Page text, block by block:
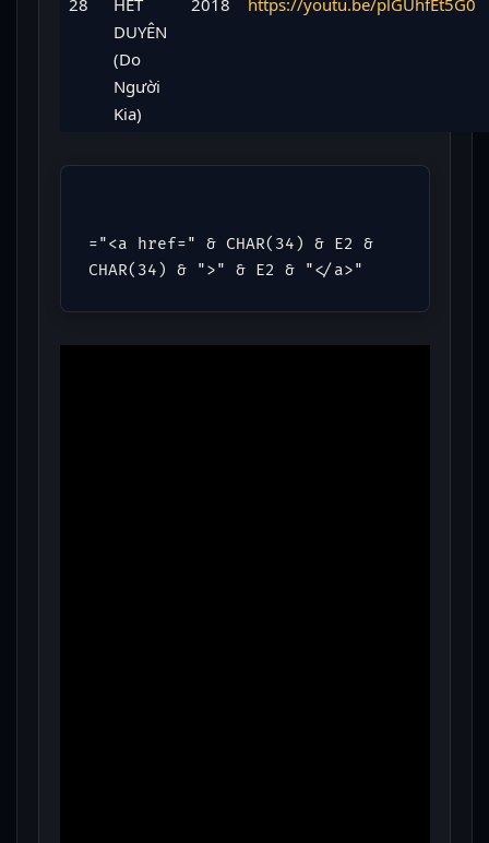
28
HẾT
DUYÊN
(Do
Người
Kia)
2018 https://youtu.be/plGUhfEt5G0
="<a href=" & CHAR(34) & E2 &
CHAR(34) & ">" & E2 & "</a>"